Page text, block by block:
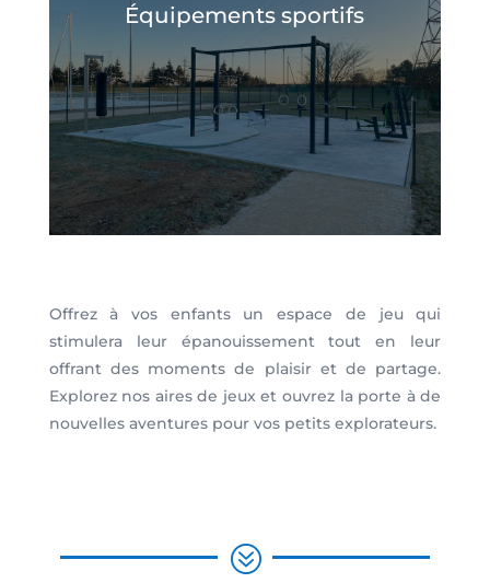
Équipements sportifs
Offrez à vos enfants un espace de jeu qui
stimulera leur épanouissement tout en leur
offrant des moments de plaisir et de partage.
Explorez nos aires de jeux et ouvrez la porte à de
nouvelles aventures pour vos petits explorateurs.
?